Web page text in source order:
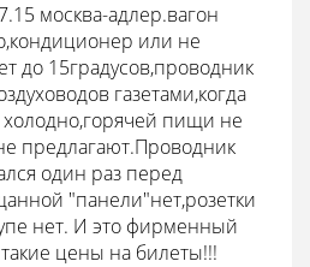
москва-адлер.вагон
или не
до 15градусов,проводник
газетами,когда
холодно,горячей пищи не
предлагают.Проводник
один раз перед
"панели"нет,розетки
нет. И это фирменный
цены на билеты!!!